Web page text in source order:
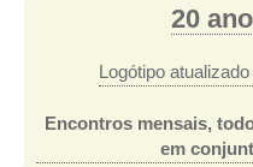
20
Logótipo
Encontros mensais,
em